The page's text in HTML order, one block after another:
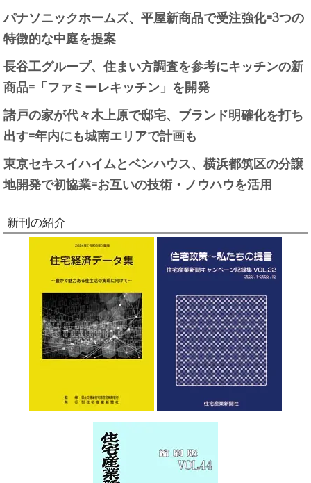
パナソニックホームズ、平屋新商品で受注強化=3つの
特徴的な中庭を提案
長谷工グループ、住まい方調査を参考にキッチンの新
商品=「ファミーレキッチン」を開発
諸戸の家が代々木上原で邸宅、ブランド明確化を打ち
出す=年内にも城南エリアで計画も
東京セキスイハイムとベンハウス、横浜都筑区の分譲
地開発で初協業=お互いの技術・ノウハウを活用
新刊の紹介